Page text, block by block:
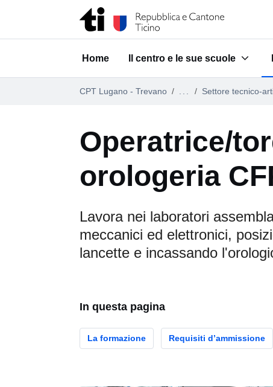
Vai al contenuto della pagina
Home Il centro e le sue scuole
Submenu for "Il centro e le sue
CPT Lugano - Trevano Settore tecnico-
Operatrice/
orologeria
Lavora nei laboratori
meccanici ed elettronici,
lancette e incassando
In questa pagina
La formazione Requisiti d’ammissione